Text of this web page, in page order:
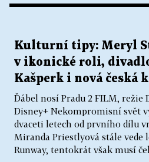
Kulturní tipy: Meryl
v ikonické roli,
Kašperk i nová česká
Ďábel nosí Pradu 2 FILM, režie
Disney+ Nekompromisní svět
dvaceti letech od prvního dílu
Miranda Priestlyová stále vede
Runway, tentokrát však musí